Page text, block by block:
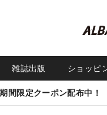
雑誌出版 ショッピ
間限定クーポン配布中！